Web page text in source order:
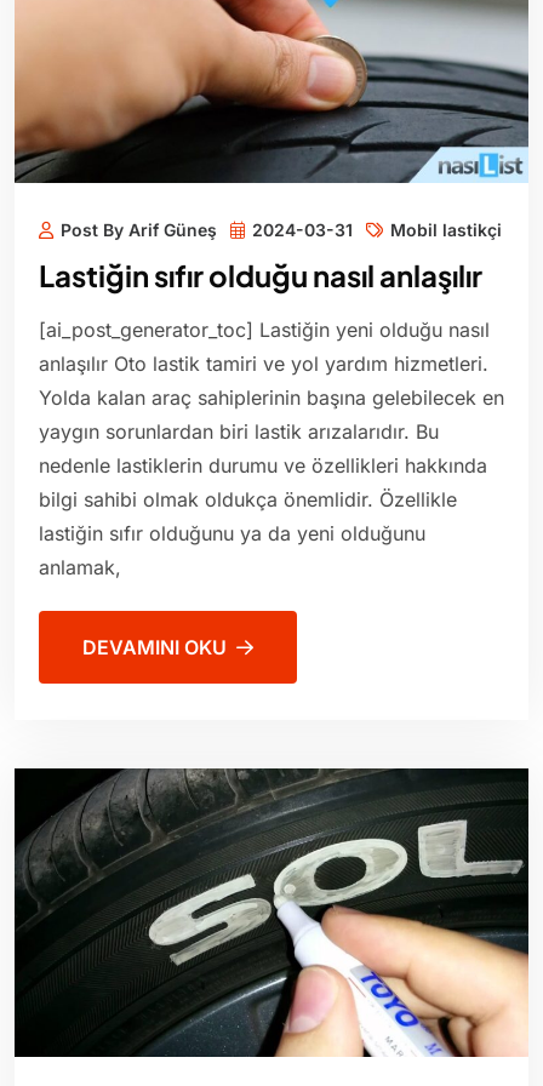
Post By Arif Güneş 2024-03-31 Mobil lastikçi
Lastiğin sıfır olduğu nasıl anlaşılır
[ai_post_generator_toc] Lastiğin yeni olduğu nasıl
anlaşılır Oto lastik tamiri ve yol yardım hizmetleri.
Yolda kalan araç sahiplerinin başına gelebilecek en
yaygın sorunlardan biri lastik arızalarıdır. Bu
nedenle lastiklerin durumu ve özellikleri hakkında
bilgi sahibi olmak oldukça önemlidir. Özellikle
lastiğin sıfır olduğunu ya da yeni olduğunu
anlamak,
DEVAMINI OKU